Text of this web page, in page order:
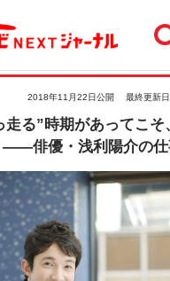
2018年11月22日公開 最終更新
走る”時期があってこそ
――俳優・浅利陽介の